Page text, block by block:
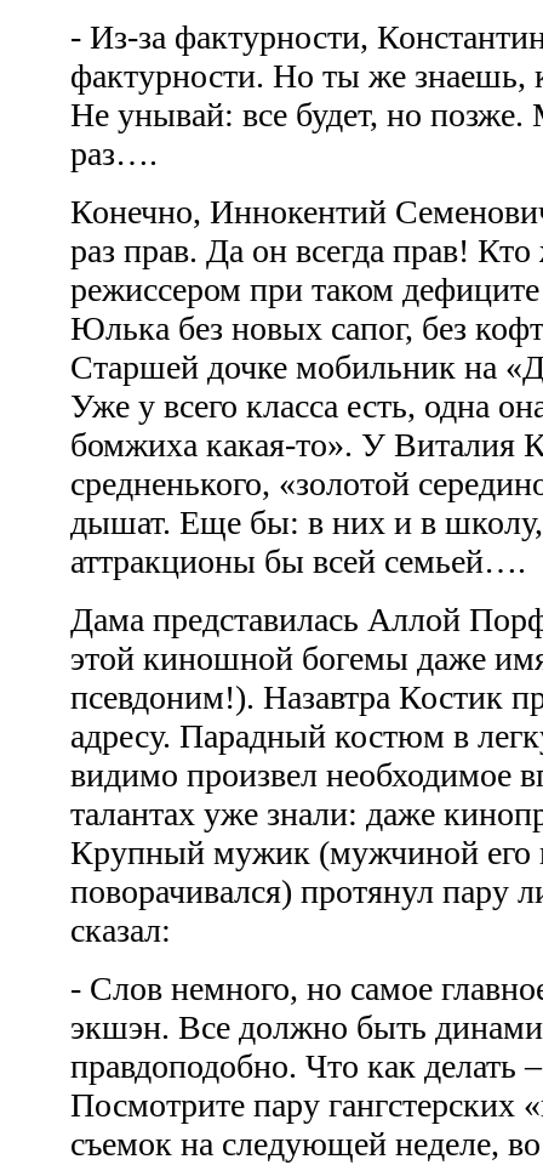
- Из-за фактурности,
фактурности. Но ты же знаешь,
Не унывай: все будет, но
раз….
Конечно, Иннокентий
раз прав. Да он всегда прав! Кто
режиссером при таком
Юлька без новых сапог, без
Старшей дочке мобильник на
Уже у всего класса есть, одна
бомжиха какая-то». У Виталия
средненького, «золотой
дышат. Еще бы: в них и в
аттракционы бы всей семьей….
Дама представилась Аллой
этой киношной богемы даже
псевдоним!). Назавтра Костик
адресу. Парадный костюм в
видимо произвел необходимое
талантах уже знали: даже
Крупный мужик (мужчиной его
поворачивался) протянул пару
сказал:
- Слов немного, но самое
экшэн. Все должно быть
правдоподобно. Что как делать
Посмотрите пару гангстерских
съемок на следующей неделе,